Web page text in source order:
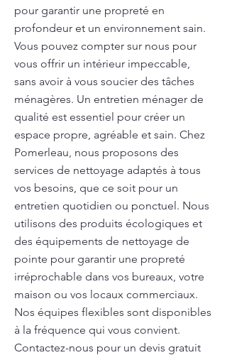
pour garantir une propreté en
profondeur et un environnement sain.
Vous pouvez compter sur nous pour
vous offrir un intérieur impeccable,
sans avoir à vous soucier des tâches
ménagères. Un entretien ménager de
qualité est essentiel pour créer un
espace propre, agréable et sain. Chez
Pomerleau, nous proposons des
services de nettoyage adaptés à tous
vos besoins, que ce soit pour un
entretien quotidien ou ponctuel. Nous
utilisons des produits écologiques et
des équipements de nettoyage de
pointe pour garantir une propreté
irréprochable dans vos bureaux, votre
maison ou vos locaux commerciaux.
Nos équipes flexibles sont disponibles
à la fréquence qui vous convient.
Contactez-nous pour un devis gratuit